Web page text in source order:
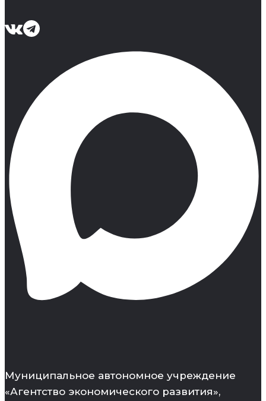
Муниципальное автономное учреждение
«Агентство экономического развития»,